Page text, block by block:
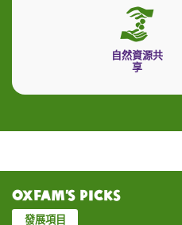
自然資源共
享
Oxfam’s Picks
發展項目